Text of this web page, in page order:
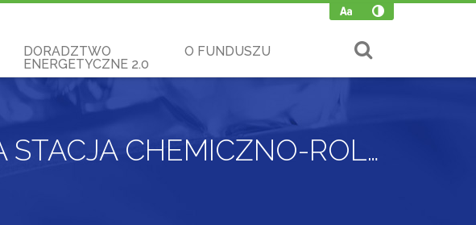
DORADZTWO
ENERGETYCZNE 2.0
O FUNDUSZU
WFOŚIGW W KRAKOWIE I KRAJOWA STACJA CHEMICZNO-ROLNICZA WSPÓLNIE DLA ROZWOJU MAŁOPOLSKIEJ WSI